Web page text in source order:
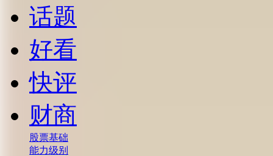
话题
好看
快评
财商
股票基础
能力级别